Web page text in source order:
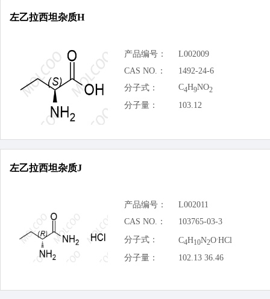
左乙拉西坦杂质H
产品编号：
L002009
CAS NO.：
1492-24-6
分子式：
C4H9NO2
分子量： 103.12
左乙拉西坦杂质J
产品编号：
L002011
CAS NO.：
103765-03-3
分子式：
C4H10N2O.HCl
分子量：
102.13 36.46